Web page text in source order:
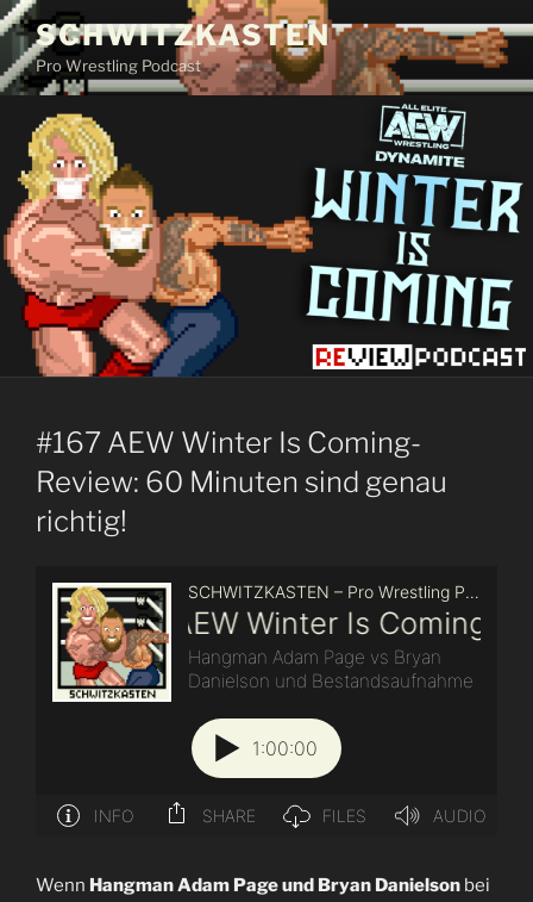
Zum
Inhalt
springen
SCHWITZKASTEN
Pro Wrestling Podcast
#167 AEW Winter Is Coming-
Review: 60 Minuten sind genau
richtig!
Wenn Hangman Adam Page und Bryan Danielson bei